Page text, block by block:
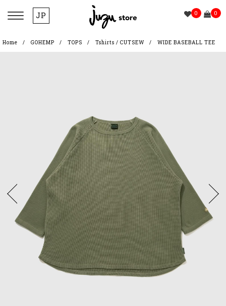
JP 0 0
Home GOHEMP TOPS Tshirts / CUTSEW WIDE BASEBALL TEE